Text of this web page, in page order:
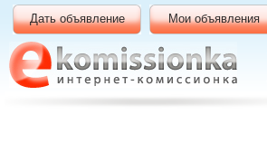
Дать объявление Мои объявления